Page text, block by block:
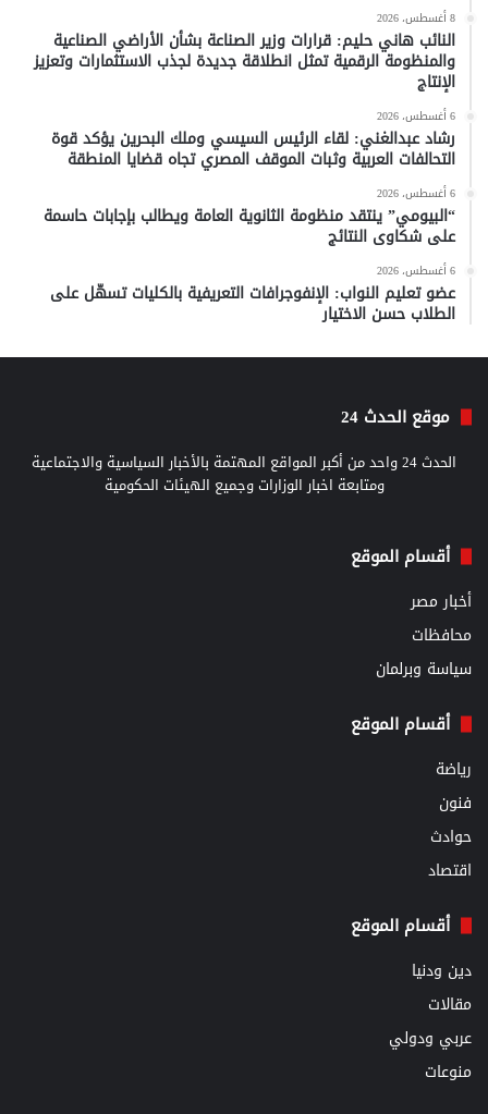
8 أغسطس، 2026
النائب هاني حليم: قرارات وزير الصناعة بشأن الأراضي الصناعية
والمنظومة الرقمية تمثل انطلاقة جديدة لجذب الاستثمارات وتعزيز
الإنتاج
6 أغسطس، 2026
رشاد عبدالغني: لقاء الرئيس السيسي وملك البحرين يؤكد قوة
التحالفات العربية وثبات الموقف المصري تجاه قضايا المنطقة
6 أغسطس، 2026
“البيومي” ينتقد منظومة الثانوية العامة ويطالب بإجابات حاسمة
على شكاوى النتائج
6 أغسطس، 2026
عضو تعليم النواب: الإنفوجرافات التعريفية بالكليات تسهّل على
الطلاب حسن الاختيار
موقع الحدث 24
الحدث 24 واحد من أكبر المواقع المهتمة بالأخبار السياسية والاجتماعية
ومتابعة اخبار الوزارات وجميع الهيئات الحكومية
أقسام الموقع
أخبار مصر
محافظات
سياسة وبرلمان
أقسام الموقع
رياضة
فنون
حوادث
اقتصاد
أقسام الموقع
دين ودنيا
مقالات
عربي ودولي
منوعات